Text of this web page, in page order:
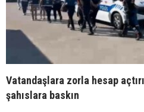
Vatandaşlara zorla hesap
şahıslara baskın